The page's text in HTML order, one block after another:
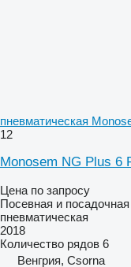
пневматическая
12
Monosem NG Plus 6
Цена по запросу
Посевная и
пневматическая
2018
Количество рядов 6
Венгрия, Csorna